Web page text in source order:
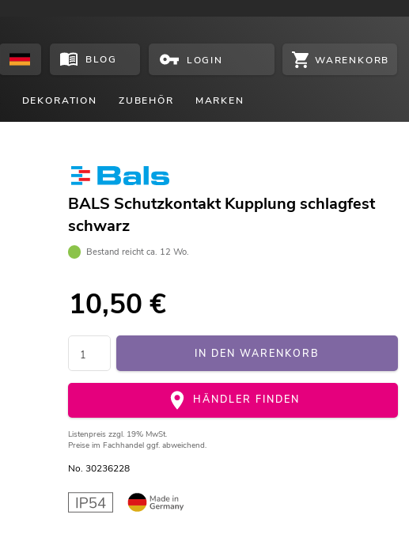
BLOG LOGIN WARENKORB
DEKORATION ZUBEHÖR MARKEN
BALS Schutzkontakt Kupplung schlagfest
schwarz
Bestand reicht ca. 12 Wo.
10,50 €
IN DEN WARENKORB
HÄNDLER FINDEN
Listenpreis zzgl. 19% MwSt.
Preise im Fachhandel ggf. abweichend.
No. 30236228